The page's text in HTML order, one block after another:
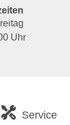
Uhr
Service